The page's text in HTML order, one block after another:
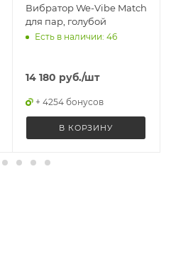
Вибратор We-Vibe Match
для пар, голубой
Есть в наличии: 46
14 180 руб./шт
+ 4254 бонусов
В КОРЗИНУ